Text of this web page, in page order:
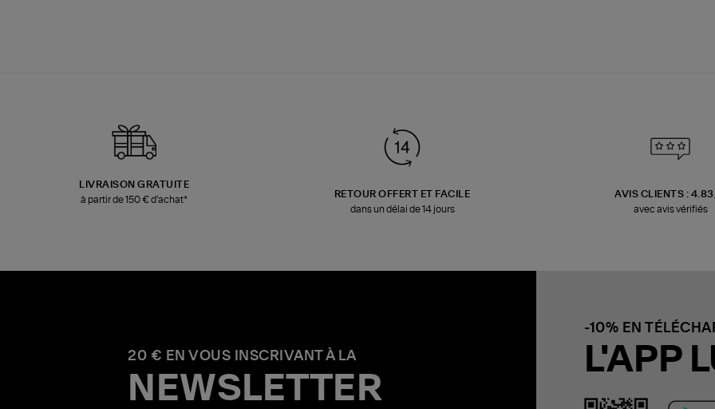
LIVRAISON GRATUITE
à partir de 150 € d'achat*
RETOUR OFFERT ET FACILE
dans un délai de 14 jours
AVIS CLIENTS :
avec avis vérifiés
20 € EN VOUS INSCRIVANT À LA
NEWSLETTER
-10% EN
L'APP